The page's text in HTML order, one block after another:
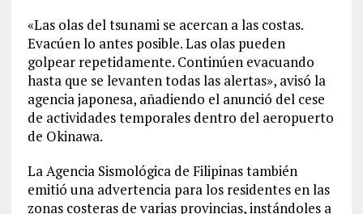
«Las olas del tsunami se acercan a las costas.
Evacúen lo antes posible. Las olas pueden
golpear repetidamente. Continúen evacuando
hasta que se levanten todas las alertas», avisó la
agencia japonesa, añadiendo el anunció del cese
de actividades temporales dentro del aeropuerto
de Okinawa.
La Agencia Sismológica de Filipinas también
emitió una advertencia para los residentes en las
zonas costeras de varias provincias, instándoles a